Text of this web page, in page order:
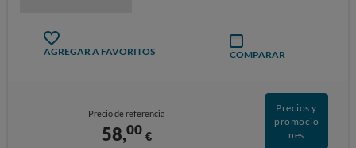
AGREGAR A FAVORITOS COMPARAR
Precio de referencia
58,00 €
Precios y
promocio
nes